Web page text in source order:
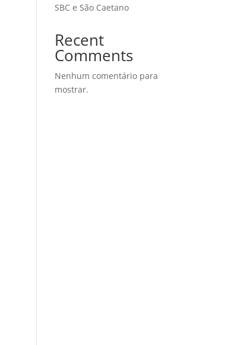
SBC e São Caetano
Recent
Comments
Nenhum comentário para
mostrar.